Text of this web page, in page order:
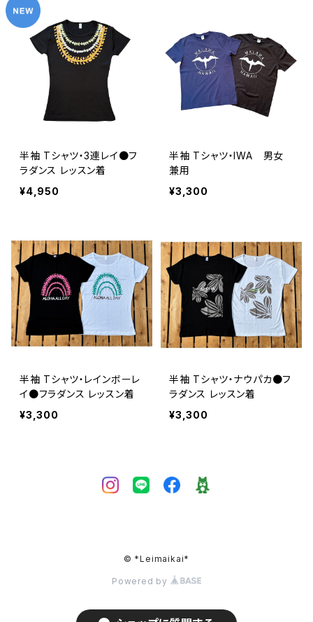
半袖 Tシャツ・3連レイ●フ
ラダンス レッスン着
¥4,950
半袖 Tシャツ・IWA 男女
兼用
¥3,300
半袖 Tシャツ・レインボーレ
イ●フラダンス レッスン着
¥3,300
半袖 Tシャツ・ナウパカ●フ
ラダンス レッスン着
¥3,300
© *Leimaikai*
Powered by